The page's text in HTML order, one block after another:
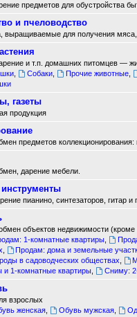
предметов для обустройства
и пчеловодство
выращиваемые для получения
и т.п. домашних питомцев —
Собаки Прочие животные
газеты
продукция
предметов коллекционирования:
дарение мебели.
пианино, синтезаторов, гитар и
объектов недвижимости (кроме
1-комнатные квартиры
Продам: дома и земельные
в садоводческих обществах
и 1-комнатные квартиры
Сниму:
взрослых
женская Обувь мужская